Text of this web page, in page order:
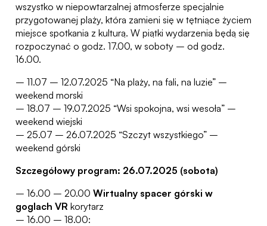
wszystko w niepowtarzalnej atmosferze specjalnie
przygotowanej plaży, która zamieni się w tętniące życiem
miejsce spotkania z kulturą. W piątki wydarzenia będą się
rozpoczynać o godz. 17.00, w soboty – od godz.
16.00.
– 11.07 – 12.07.2025 “Na plaży, na fali, na luzie” –
weekend morski
– 18.07 – 19.07.2025 “Wsi spokojna, wsi wesoła” –
weekend wiejski
– 25.07 – 26.07.2025 “Szczyt wszystkiego” –
weekend górski
Szczegółowy program: 26.07.2025 (sobota)
– 16.00 – 20.00 Wirtualny spacer górski w
goglach VR korytarz
– 16.00 – 18.00: